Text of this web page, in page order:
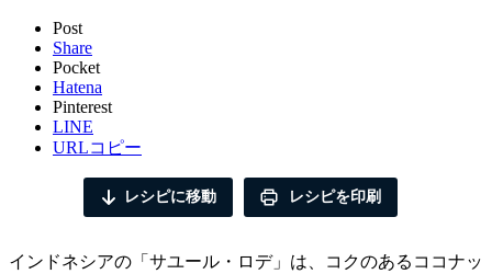
Post
Share
Pocket
Hatena
Pinterest
LINE
URLコピー
レシピに移動 レシピを印刷
インドネシアの「サユール・ロデ」は、コクのあるココナッ